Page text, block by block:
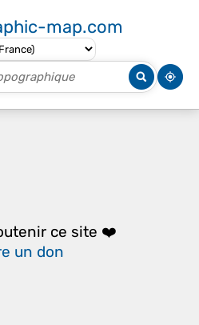
map.com
ce site ❤️
un don